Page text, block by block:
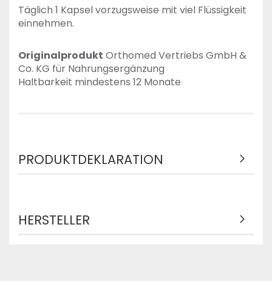
Täglich 1 Kapsel vorzugsweise mit viel Flüssigkeit
einnehmen.
Originalprodukt Orthomed Vertriebs GmbH &
Co. KG für Nahrungsergänzung
Haltbarkeit mindestens 12 Monate
PRODUKTDEKLARATION
HERSTELLER